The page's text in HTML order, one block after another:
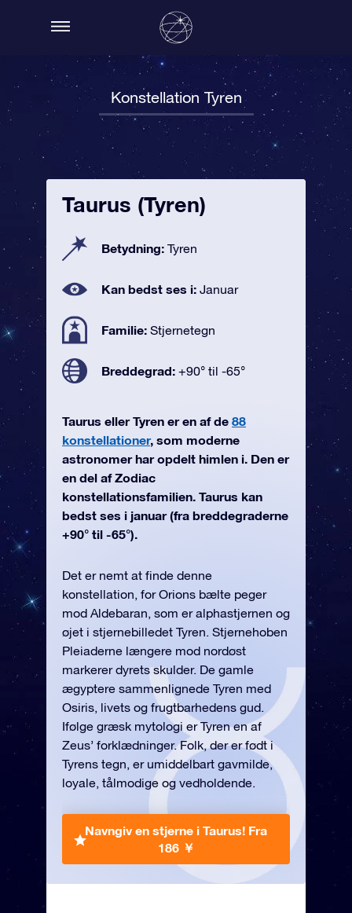
Konstellation Tyren
Taurus (Tyren)
Betydning: Tyren
Kan bedst ses i: Januar
Familie: Stjernetegn
Breddegrad: +90° til -65°
Taurus eller Tyren er en af de 88
konstellationer, som moderne
astronomer har opdelt himlen i. Den er
en del af Zodiac
konstellationsfamilien. Taurus kan
bedst ses i januar (fra breddegraderne
+90° til -65°).
Det er nemt at finde denne
konstellation, for Orions bælte peger
mod Aldebaran, som er alphastjernen og
øjet i stjernebilledet Tyren. Stjernehoben
Pleiaderne længere mod nordøst
markerer dyrets skulder. De gamle
ægyptere sammenlignede Tyren med
Osiris, livets og frugtbarhedens gud.
Ifølge græsk mytologi er Tyren en af
Zeus’ forklædninger. Folk, der er født i
Tyrens tegn, er umiddelbart gavmilde,
loyale, tålmodige og vedholdende.
Navngiv en stjerne i Taurus! Fra
186 ￥